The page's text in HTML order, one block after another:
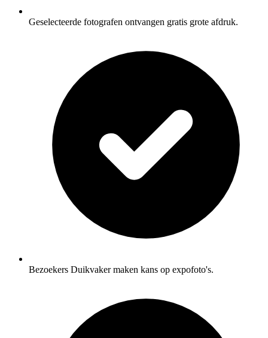
Geselecteerde fotografen ontvangen gratis grote afdruk.
Bezoekers Duikvaker maken kans op expofoto's.